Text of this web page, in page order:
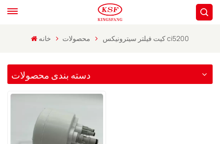
خانه محصولات کیت فیلتر سیترونیکس ci5200
دسته بندی محصولات